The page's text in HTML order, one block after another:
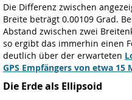
Die Differenz zwischen
Breite beträgt 0.00109 Grad.
Abstand zwischen zwei
so ergibt das immerhin einen
deutlich über der erwarteten
GPS Empfängers von etwa 15
Die Erde als Ellipsoid